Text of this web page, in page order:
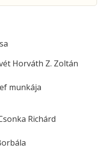
Horváth Z. Zoltán
munkája
Richárd